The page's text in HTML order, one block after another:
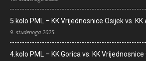
5.kolo PML – KK Vrijednosnice Osijek vs.
9. studenoga 2025.
4.kolo PML – KK Gorica vs. KK Vrijednosnice